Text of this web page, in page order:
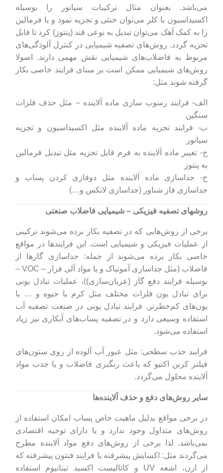
می‌باشد. بعنوان مثال ترکیبات سیانور را بوسیله
اکسیداسیون با کلر می‌توان خنثی و تجزیه نمود و یا فرمالین
را به کمک آهک می‌توان تبدیل به نوعی قند (پنتوز) کرد تا قابل
تجزیه گردد. روش‌های تصفیه شیمیایی در کنترل آلودگی‌های
مربوط به فاضلاب‌های شیمیایی نقش مهمی دارند. اصولا
روش‌های شیمیایی ممکن است بر مبنای فرایند خاصی بکار
گرفته شوند مثل:
الف- فرایند رسوب سازی ماده آلاینده – مثل حذف فلزات
سنگین
ب- فرایند تجزیه ماده آلاینده مثل اکسیداسیون و تجزیه
سیانور
ج- تغییر ماده آلاینده به فرم قابل تجزیه مثل تبدیل فرمالین
به پنتوز
ح- جداسازی ماده آلاینده مثل دوفازی کردن پساب و
جداسازی فاز شناور (جداسازی لاتکس و…)
روشهای تصفیه فیزیکی – شیمیایی فاضلاب صنعتی
برخی از روش‌هایی که در تصفیه بکار برده می‌شوند ترکیبی
از عملیات فیزیکی و شیمیایی است. این فرایندها در مواقع
خاصی بکار برده می‌شوند از جمله: جداسازی گازها از
فاضلاب (مثل جداسازی آمونیاک و یا مواد آلی فرار – VOC –
بوسیله فرایند دفع گاز (عریان‌سازی))، عملیات تبادل یونی
برای تبادل یون فلزات مختلف مثل کرم یا جیوه و … با
یون‌های کم‌خطرتر. فرایند تبادل یونی در صنعت تصفیه آب
استفاده وسیعی دارد و در تصفیه پساب‌های آبکاری نیز زیاد
استفاده می‌شود.
فرایند جذب سطحی: مثل عبور آب آلوده از روی ستون‌های
فیلتر کربن اکتیو که باعث رنگبری فاضلاب و یا جذب مواد
آلاینده محلول می‌گردد.
سایر روش‌های دفع و حذف آلاینده‌ها
در برخی مواقع بدلیل ماهیت خاص پساب امکان استفاده از
روش‌های متداول وجود ندارد و یا دارای توجیه اقتصادی
نمی‌باشد. لذا برخی از روش‌های دفع مواد آلاینده مطرح
می‌گردند مثل: اکسایش پیشرفته یا فرایند فنتون پیشرفته که
از ازن، اشعه UV و کاتالیست اکسید تیتانیوم استفاده